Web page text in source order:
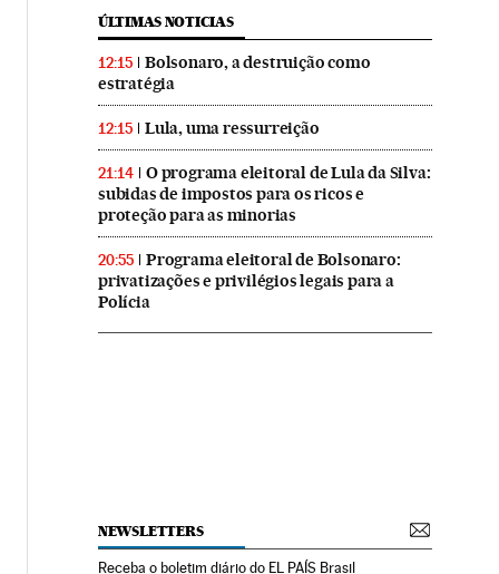
ÚLTIMAS NOTICIAS
12:15
Bolsonaro, a destruição como
estratégia
12:15 Lula, uma ressurreição
21:14
O programa eleitoral de Lula da Silva:
subidas de impostos para os ricos e
proteção para as minorias
20:55
Programa eleitoral de Bolsonaro:
privatizações e privilégios legais para a
Polícia
NEWSLETTERS
Receba o boletim diário do EL PAÍS Brasil